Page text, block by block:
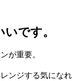
です。
が重要。
ンジする気になれ